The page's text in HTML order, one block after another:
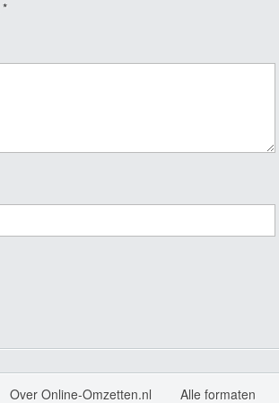
*
Over Online-Omzetten.nl Alle formaten